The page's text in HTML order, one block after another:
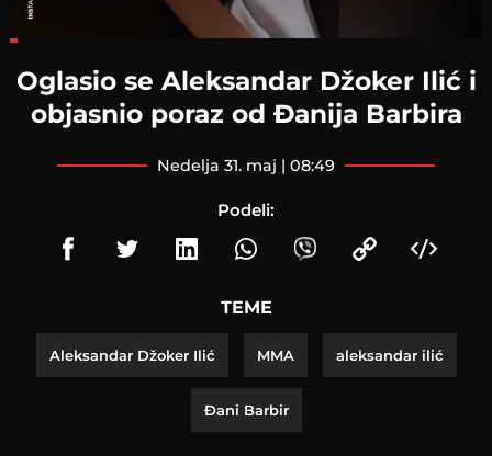
Oglasio se Aleksandar Džoker Ilić i
objasnio poraz od Đanija Barbira
nedelja 31. maj | 08:49
Podeli:
TEME
Aleksandar Džoker Ilić MMA aleksandar ilić
Đani Barbir